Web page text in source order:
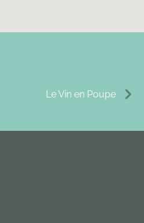
Le Vin en Poupe